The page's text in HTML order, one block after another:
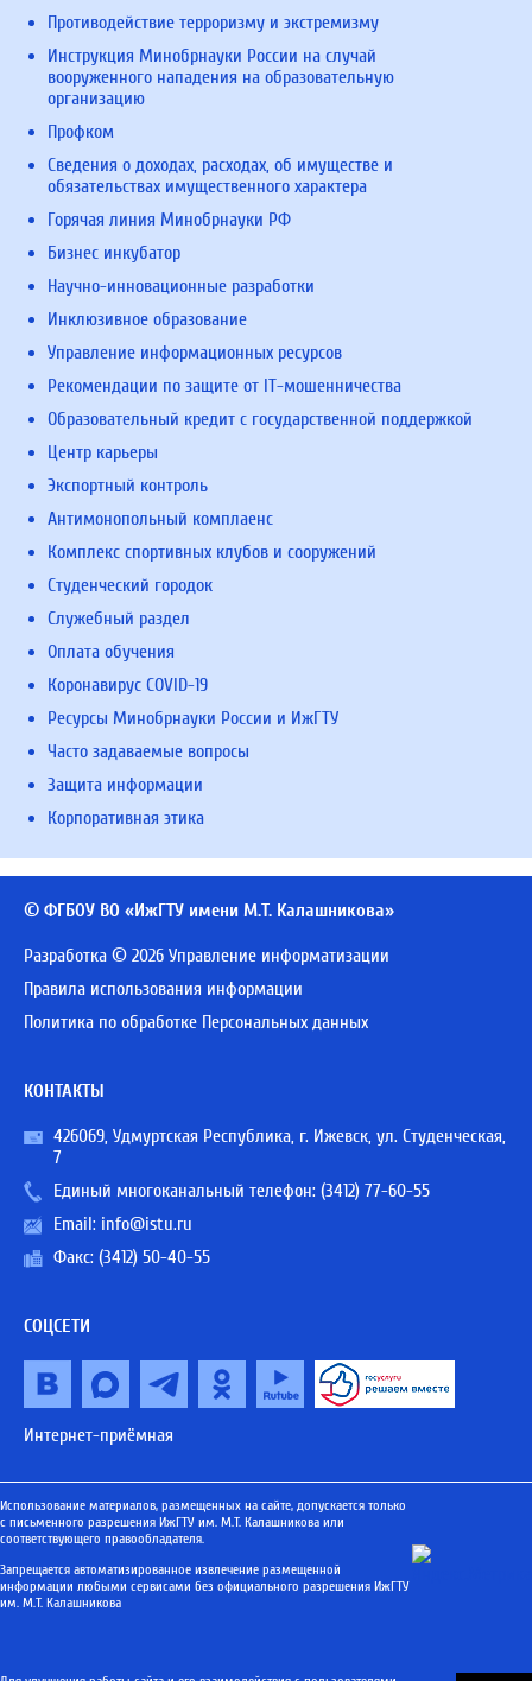
Противодействие терроризму и экстремизму
Инструкция Минобрнауки России на случай
вооруженного нападения на образовательную
организацию
Профком
Сведения о доходах, расходах, об имуществе и
обязательствах имущественного характера
Горячая линия Минобрнауки РФ
Бизнес инкубатор
Научно-инновационные разработки
Инклюзивное образование
Управление информационных ресурсов
Рекомендации по защите от IT-мошенничества
Образовательный кредит с государственной поддержкой
Центр карьеры
Экспортный контроль
Антимонопольный комплаенс
Комплекс спортивных клубов и сооружений
Студенческий городок
Служебный раздел
Оплата обучения
Коронавирус COVID-19
Ресурсы Минобрнауки России и ИжГТУ
Часто задаваемые вопросы
Защита информации
Корпоративная этика
© ФГБОУ ВО «ИжГТУ имени М.Т. Калашникова»
Разработка © 2026 Управление информатизации
Правила использования информации
Политика по обработке Персональных данных
КОНТАКТЫ
426069, Удмуртская Республика, г. Ижевск, ул. Студенческая,
7
Единый многоканальный телефон: (3412) 77-60-55
Email: info@istu.ru
Факс: (3412) 50-40-55
СОЦСЕТИ
Интернет-приёмная
Использование материалов, размещенных на сайте, допускается только
с письменного разрешения ИжГТУ им. М.Т. Калашникова или
соответствующего правообладателя.
Запрещается автоматизированное извлечение размещенной
информации любыми сервисами без официального разрешения ИжГТУ
им. М.Т. Калашникова